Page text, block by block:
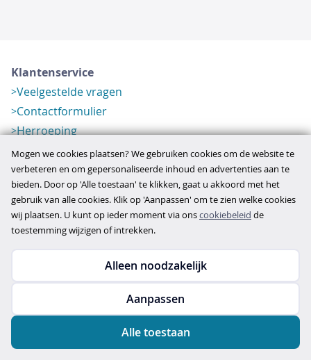
Klantenservice
Veelgestelde vragen
Contactformulier
Herroeping
Over ons
Bedrijfsgegevens
Werkwijze
Overzichten
Verlopen aanbod
Copyright © 2026
privacy- en cookiebeleid
Mogen we cookies plaatsen? We gebruiken cookies om de website te
verbeteren en om gepersonaliseerde inhoud en advertenties aan te
bieden. Door op 'Alle toestaan' te klikken, gaat u akkoord met het
gebruik van alle cookies. Klik op 'Aanpassen' om te zien welke cookies
wij plaatsen. U kunt op ieder moment via onscookiebeleid de
toestemming wijzigen of intrekken.
Alleen noodzakelijk
Aanpassen
Alle toestaan